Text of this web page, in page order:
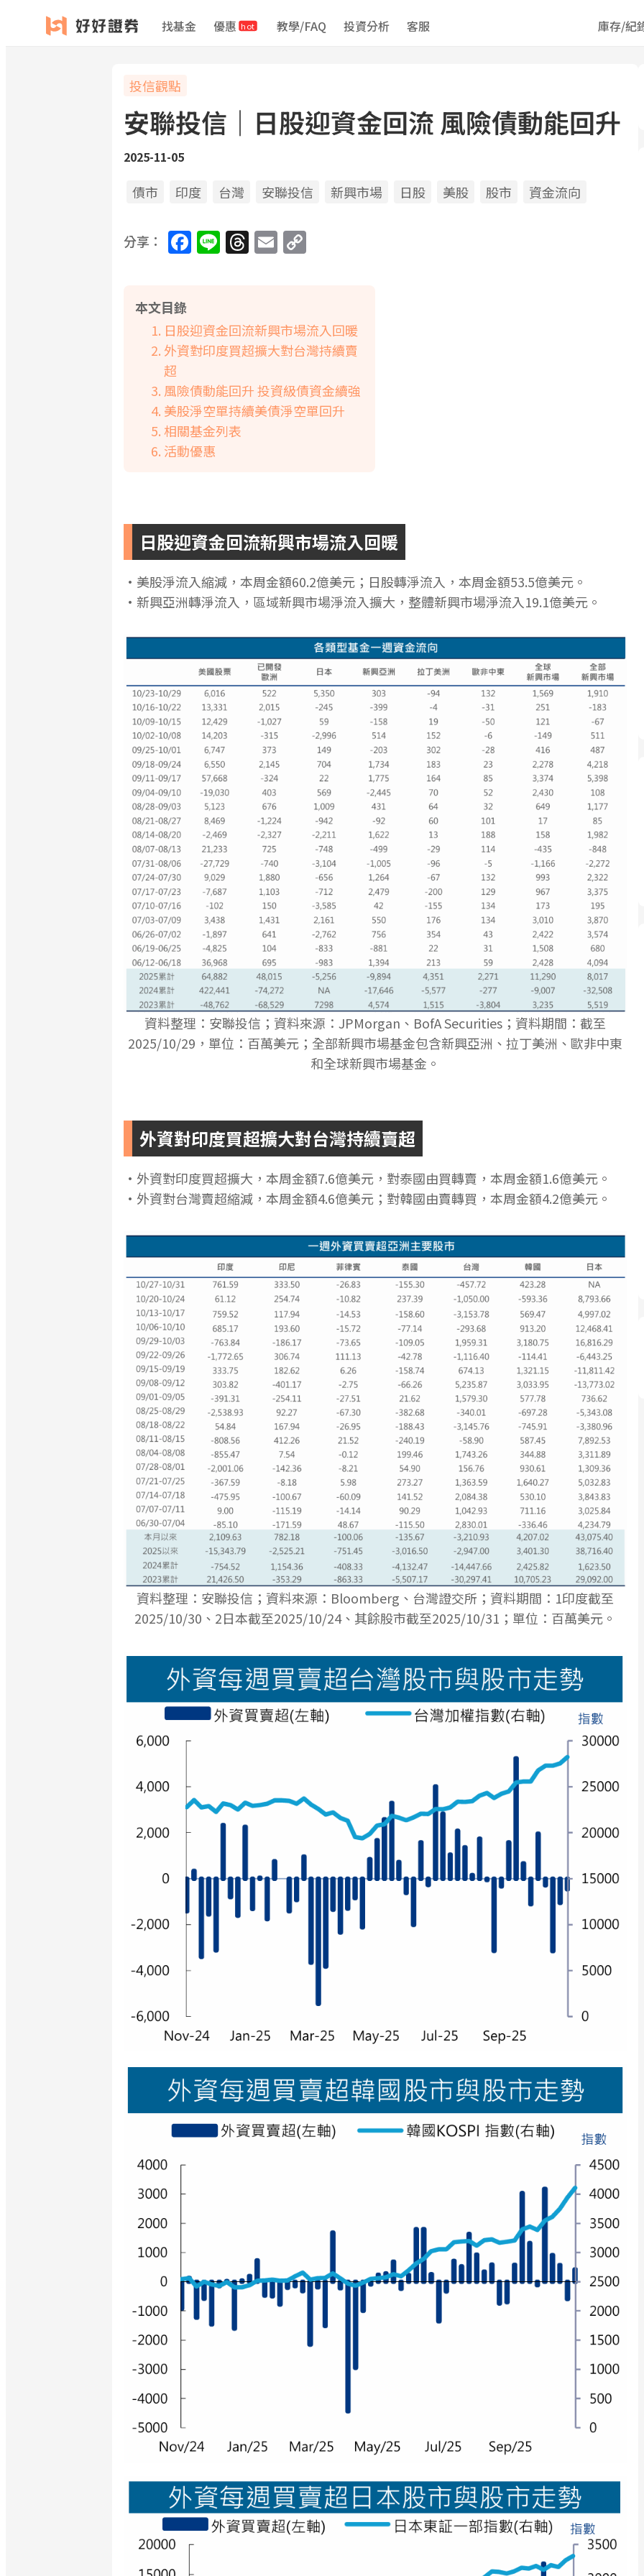
找基金 優惠 hot 教學/FAQ 投資分析 客服 庫存/紀
投信觀點
安聯投信｜日股迎資金回流 風險債動能回升
2025-11-05
債市 印度 台灣 安聯投信 新興市場 日股 美股 股市 資金流向
分享： Facebook
LineThreads
Email
本文目錄
日股迎資金回流新興市場流入回暖
外資對印度買超擴大對台灣持續賣
超
風險債動能回升 投資級債資金續強
美股淨空單持續美債淨空單回升
相關基金列表
活動優惠
日股迎資金回流新興市場流入回暖
•美股淨流入縮減，本周金額60.2億美元；日股轉淨流入，本周金額53.5億美元。
•新興亞洲轉淨流入，區域新興市場淨流入擴大，整體新興市場淨流入19.1億美元。
資料整理：安聯投信；資料來源：JPMorgan、BofA Securities；資料期間：截至
2025/10/29，單位：百萬美元；全部新興市場基金包含新興亞洲、拉丁美洲、歐非中東
和全球新興市場基金。
外資對印度買超擴大對台灣持續賣超
•外資對印度買超擴大，本周金額7.6億美元，對泰國由買轉賣，本周金額1.6億美元。
•外資對台灣賣超縮減，本周金額4.6億美元；對韓國由賣轉買，本周金額4.2億美元。
資料整理：安聯投信；資料來源：Bloomberg、台灣證交所；資料期間：1印度截至
2025/10/30、2日本截至2025/10/24、其餘股市截至2025/10/31；單位：百萬美元。